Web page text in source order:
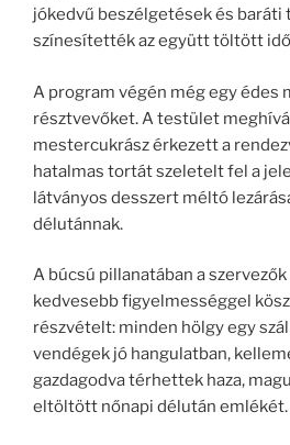
jókedvű beszélgetések és baráti
színesítették az együtt töltött
A program végén még egy édes
résztvevőket. A testület
mestercukrász érkezett a
hatalmas tortát szeletelt fel a
látványos desszert méltó
délutánnak.
A búcsú pillanatában a szervezők
kedvesebb figyelmességgel
részvételt: minden hölgy egy
vendégek jó hangulatban,
gazdagodva térhettek haza,
eltöltött nőnapi délután emlékét.